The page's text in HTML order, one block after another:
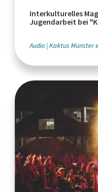
Interkulturelles
Jugendarbeit bei
Audio Kaktus Münster